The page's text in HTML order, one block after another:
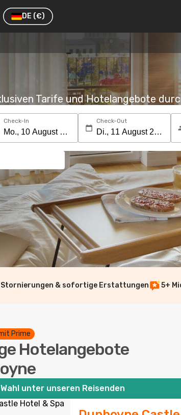
DE (€)
Tarife und Hotelangebote
Check-In Check-Out
Stornierungen & sofortige Erstattungen 5+
Prime
Hotelangebote
unter unseren Reisenden